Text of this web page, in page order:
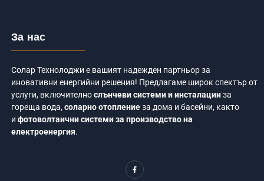
За нас
Солар Технолоджи е вашият надежден партньор за
иновативни енергийни решения! Предлагаме широк спектър от
услуги, включителнослънчеви системи и инсталацииза
гореща вода,соларно отоплениеза дома и басейни, както
и фотоволтаични системи за производство на
електроенергия.
F
a
c